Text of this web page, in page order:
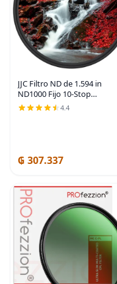
JJC Filtro ND de 1.594 in
ND1000 Fijo 10-Stop
Densidad Neutral Fader para
Sony ZV-E10 II ZVE10 A7C II
4.4
₲ 307.337